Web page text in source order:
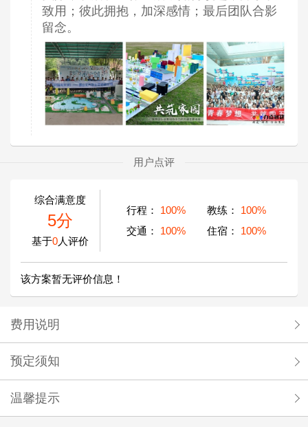
致用；彼此拥抱，加深感情；最后团队合影
留念。
用户点评
综合满意度
5分
基于0人评价
行程： 100% 教练：
100%
交通：
100% 住宿： 100%
该方案暂无评价信息！
费用说明
预定须知
温馨提示